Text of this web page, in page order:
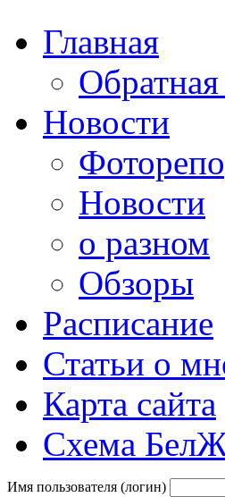
Главная
Обратная
Новости
Новости
о разном
Обзоры
Расписание
Статьи о
Карта сайта
Схема
Имя пользователя (логин)